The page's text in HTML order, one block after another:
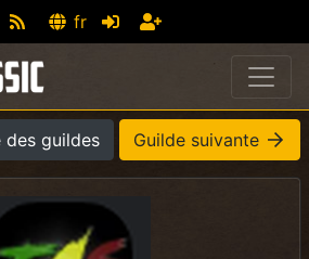
fr
des guildes Guilde suivante